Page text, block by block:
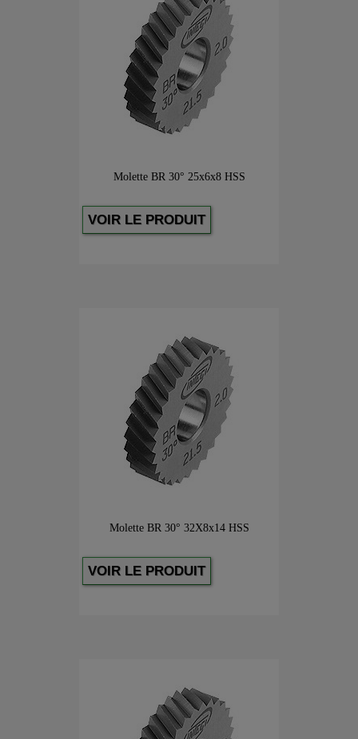
Molette BR 30° 25x6x8 HSS
VOIR LE PRODUIT
Molette BR 30° 32X8x14 HSS
VOIR LE PRODUIT